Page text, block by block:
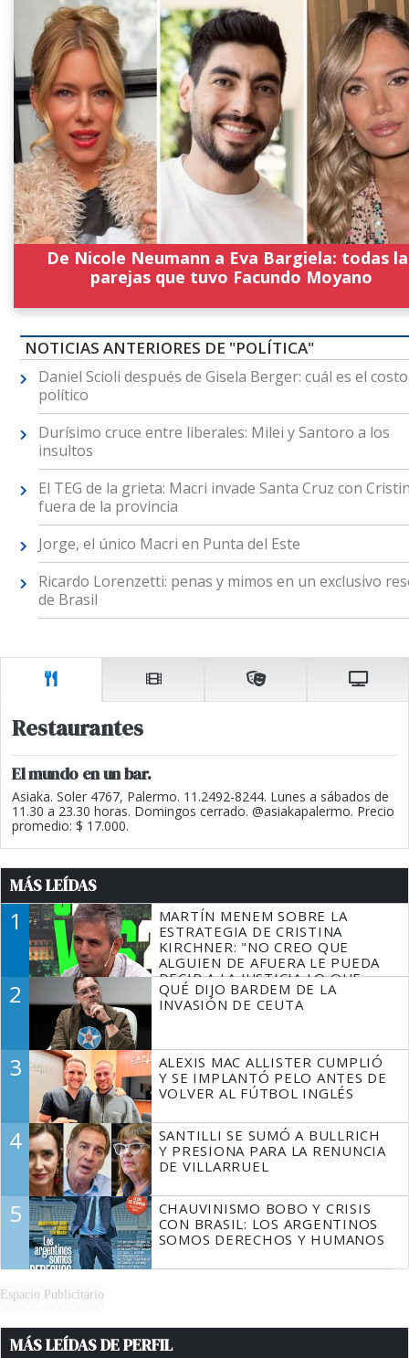
De Nicole Neumann a Eva Bargiela: todas
parejas que tuvo Facundo Moyano
NOTICIAS ANTERIORES DE "POLÍTICA"
Daniel Scioli después de Gisela Berger: cuál es el costo
político
Durísimo cruce entre liberales: Milei y Santoro a los
insultos
​El TEG de la grieta: Macri invade Santa Cruz con
fuera de la provincia
Jorge, el único Macri en Punta del Este
Ricardo Lorenzetti: penas y mimos en un exclusivo
de Brasil
Restaurantes
El mundo en un bar.
Asiaka. Soler 4767, Palermo. 11.2492-8244. Lunes a sábados de
11.30 a 23.30 horas. Domingos cerrado. @asiakapalermo. Precio
promedio: $ 17.000.
MÁS LEÍDAS
1
MARTÍN MENEM SOBRE LA
ESTRATEGIA DE CRISTINA
KIRCHNER: "NO CREO QUE
ALGUIEN DE AFUERA LE PUEDA
DECIR A LA JUSTICIA LO QUE
TIENE QUE HACER"
2
QUÉ DIJO BARDEM DE LA
INVASIÓN DE CEUTA
3
ALEXIS MAC ALLISTER CUMPLIÓ
Y SE IMPLANTÓ PELO ANTES DE
VOLVER AL FÚTBOL INGLÉS
4
SANTILLI SE SUMÓ A BULLRICH
Y PRESIONA PARA LA RENUNCIA
DE VILLARRUEL
5
CHAUVINISMO BOBO Y CRISIS
CON BRASIL: LOS ARGENTINOS
SOMOS DERECHOS Y HUMANOS
Espacio Publicitario
MÁS LEÍDAS DE PERFIL